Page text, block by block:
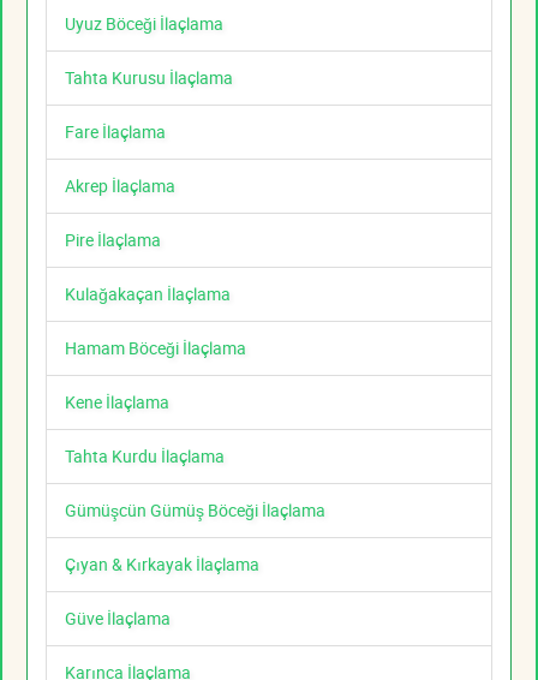
Uyuz Böceği İlaçlama
Tahta Kurusu İlaçlama
Fare İlaçlama
Akrep İlaçlama
Pire İlaçlama
Kulağakaçan İlaçlama
Hamam Böceği İlaçlama
Kene İlaçlama
Tahta Kurdu İlaçlama
Gümüşcün Gümüş Böceği İlaçlama
Çıyan & Kırkayak İlaçlama
Güve İlaçlama
Karınca İlaçlama